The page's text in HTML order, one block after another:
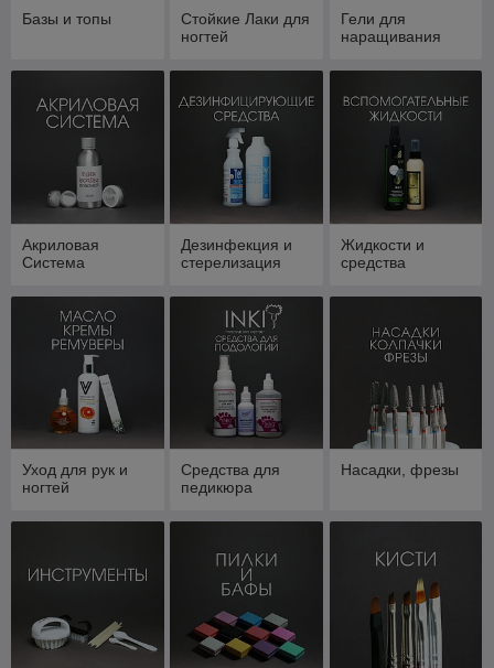
Базы и топы
Стойкие Лаки для
ногтей
Гели для
наращивания
Акриловая
Система
Дезинфекция и
стерелизация
Жидкости и
средства
Уход для рук и
ногтей
Средства для
педикюра
Насадки, фрезы